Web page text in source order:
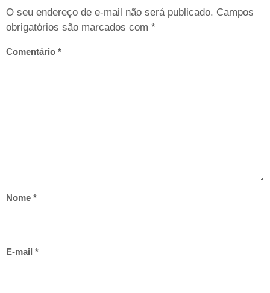
O seu endereço de e-mail não será publicado. Campos
obrigatórios são marcados com *
Comentário *
Nome *
E-mail *